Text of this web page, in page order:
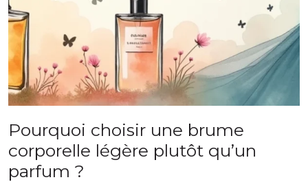
Pourquoi choisir une brume
corporelle légère plutôt qu’un
parfum ?